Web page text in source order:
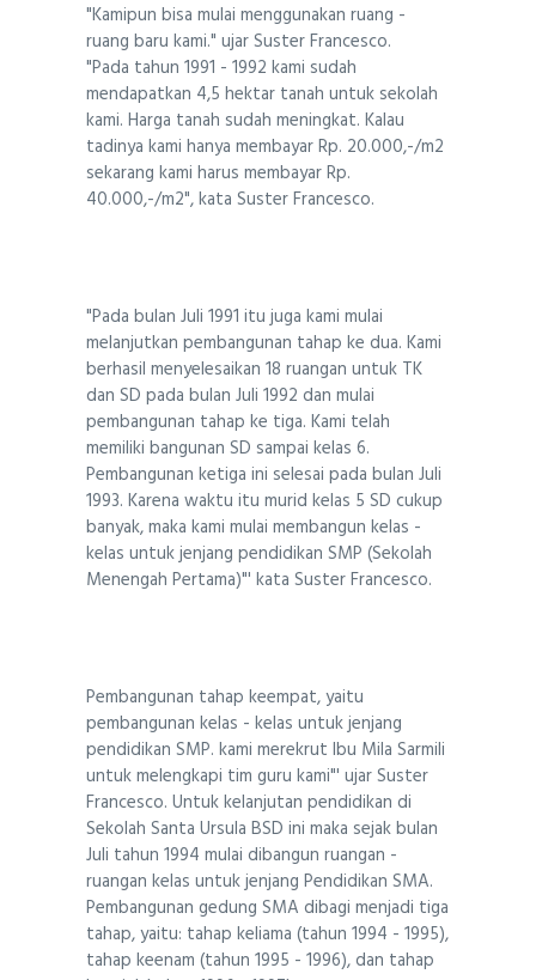
"Kamipun bisa mulai menggunakan ruang -
ruang baru kami." ujar Suster Francesco.
"Pada tahun 1991 - 1992 kami sudah
mendapatkan 4,5 hektar tanah untuk sekolah
kami. Harga tanah sudah meningkat. Kalau
tadinya kami hanya membayar Rp. 20.000,-/m2
sekarang kami harus membayar Rp.
40.000,-/m2", kata Suster Francesco.
"Pada bulan Juli 1991 itu juga kami mulai
melanjutkan pembangunan tahap ke dua. Kami
berhasil menyelesaikan 18 ruangan untuk TK
dan SD pada bulan Juli 1992 dan mulai
pembangunan tahap ke tiga. Kami telah
memiliki bangunan SD sampai kelas 6.
Pembangunan ketiga ini selesai pada bulan Juli
1993. Karena waktu itu murid kelas 5 SD cukup
banyak, maka kami mulai membangun kelas -
kelas untuk jenjang pendidikan SMP (Sekolah
Menengah Pertama)"' kata Suster Francesco.
Pembangunan tahap keempat, yaitu
pembangunan kelas - kelas untuk jenjang
pendidikan SMP. kami merekrut Ibu Mila Sarmili
untuk melengkapi tim guru kami"' ujar Suster
Francesco. Untuk kelanjutan pendidikan di
Sekolah Santa Ursula BSD ini maka sejak bulan
Juli tahun 1994 mulai dibangun ruangan -
ruangan kelas untuk jenjang Pendidikan SMA.
Pembangunan gedung SMA dibagi menjadi tiga
tahap, yaitu: tahap keliama (tahun 1994 - 1995),
tahap keenam (tahun 1995 - 1996), dan tahap